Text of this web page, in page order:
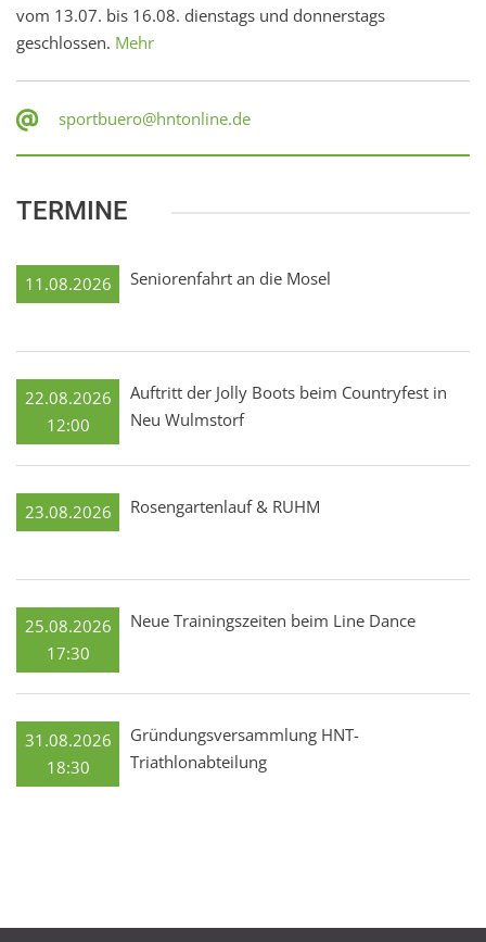
vom 13.07. bis 16.08. dienstags und donnerstags
geschlossen. Mehr
sportbuero@hntonline.de
TERMINE
11.08.2026 Seniorenfahrt an die Mosel
22.08.2026
12:00
Auftritt der Jolly Boots beim Countryfest in
Neu Wulmstorf
23.08.2026 Rosengartenlauf & RUHM
25.08.2026
17:30
Neue Trainingszeiten beim Line Dance
31.08.2026
18:30
Gründungsversammlung HNT-
Triathlonabteilung